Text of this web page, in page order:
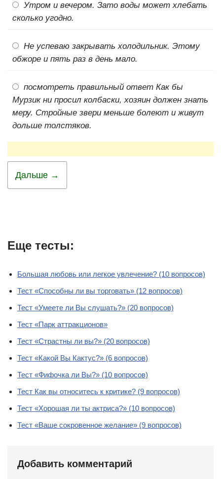
Утром и вечером. Зато воды может хлебать
сколько угодно.
Не успеваю закрывать холодильник. Этому
обжоре и пять раз в день мало.
посмотреть правильный ответ Как бы
Мурзик ни просил колбаски, хозяин должен знать
меру. Стройные звери меньше болеют и живут
дольше толстяков.
Дальше →
Еще тесты:
Большая любовь или легкое увлечение? (10 вопросов)
Тест «Способны ли вы торговать» (12 вопросов)
Тест «Умеете ли Вы слушать?» (20 вопросов)
Тест «Парк аттракционов»
Тест «Страстны ли вы?» (20 вопросов)
Тест «Какой Вы Кактус?» (6 вопросов)
Тест «Фифочка ли Вы?» (10 вопросов)
Тест Как вы относитесь к критике? (9 вопросов)
Тест «Хорошая ли ты актриса?» (10 вопросов)
Тест «Ваше сокровенное желание» (9 вопросов)
Добавить комментарий